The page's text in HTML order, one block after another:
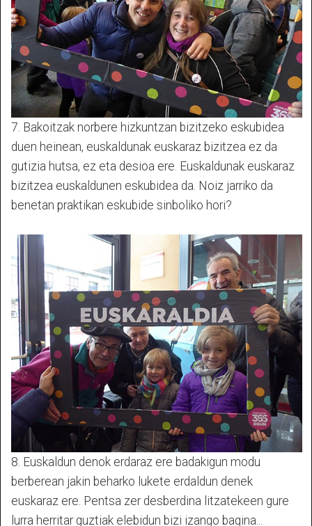
7. Bakoitzak norbere hizkuntzan bizitzeko eskubidea
duen heinean, euskaldunak euskaraz bizitzea ez da
gutizia hutsa, ez eta desioa ere. Euskaldunak euskaraz
bizitzea euskaldunen eskubidea da. Noiz jarriko da
benetan praktikan eskubide sinboliko hori?
8. Euskaldun denok erdaraz ere badakigun modu
berberean jakin beharko lukete erdaldun denek
euskaraz ere. Pentsa zer desberdina litzatekeen gure
lurra herritar guztiak elebidun bizi izango bagina...